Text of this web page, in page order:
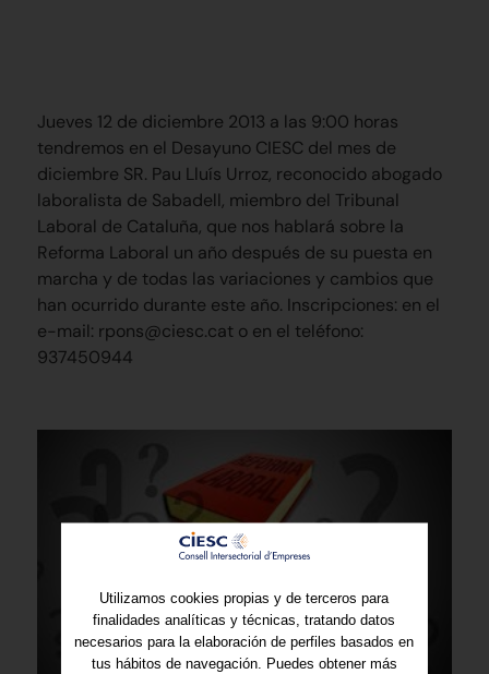
Jueves 12 de diciembre 2013 a las 9:00 horas
tendremos en el Desayuno CIESC del mes de
diciembre SR. Pau Lluís Urroz, reconocido abogado
laboralista de Sabadell, miembro del Tribunal
Laboral de Cataluña, que nos hablará sobre la
Reforma Laboral un año después de su puesta en
marcha y de todas las variaciones y cambios que
han ocurrido durante este año. Inscripciones: en el
e-mail: rpons@ciesc.cat o en el teléfono:
937450944
Utilizamos cookies propias y de terceros para
finalidades analíticas y técnicas, tratando datos
necesarios para la elaboración de perfiles basados en
tus hábitos de navegación. Puedes obtener más